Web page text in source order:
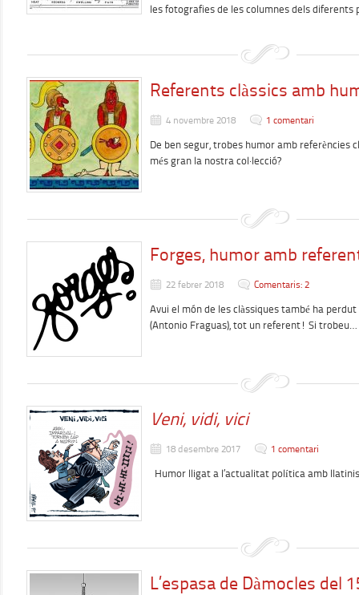
les fotografies de les columnes dels
Referents clàssics amb
4 novembre 2018 1 comentari
De ben segur, trobes humor amb referències
més gran la nostra col·lecció?
Forges, humor amb
22 febrer 2018 Comentaris: 2
Avui el món de les clàssiques també ha
(Antonio Fraguas), tot un referent! Si trobeu…
Veni, vidi, vici
18 desembre 2017 1 comentari
Humor lligat a l’actualitat política amb
L’espasa de Dàmocles del